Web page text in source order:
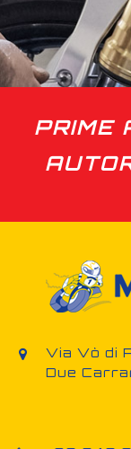
PRIME
Via Vò di
Due